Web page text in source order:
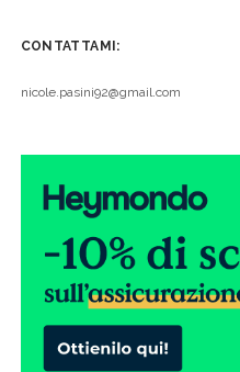
CONTATTAMI:
nicole.pasini92@gmail.com